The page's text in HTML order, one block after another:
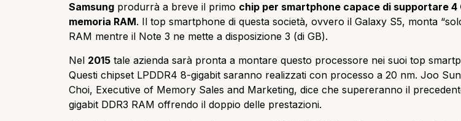
Samsung produrrà a breve il primo chip per smartphone capace di supportare 4
memoria RAM. Il top smartphone di questa società, ovvero il Galaxy S5, monta
RAM mentre il Note 3 ne mette a disposizione 3 (di GB).
Nel 2015 tale azienda sarà pronta a montare questo processore nei suoi top
Questi chipset LPDDR4 8-gigabit saranno realizzati con processo a 20 nm. Joo Sun
Choi, Executive of Memory Sales and Marketing, dice che supereranno il
gigabit DDR3 RAM offrendo il doppio delle prestazioni.